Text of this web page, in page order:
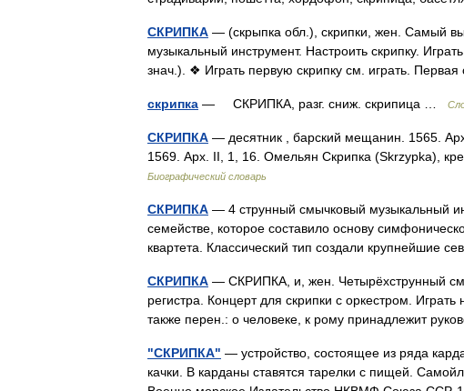
СКРИПКА — (скрыпка обл.), скрипки, жен. Самый
музыкальный инструмент. Настроить скрипку.
знач.). ❖ Играть первую скрипку см. играть.
скрипка — СКРИПКА, разг. сниж. скрипица …
СКРИПКА — десятник , барский мещанин. 1565.
1569. Арх. II, 1, 16. Омельян Скрипка (Skrzypka),
Биографический словарь
СКРИПКА — 4 струнный смычковый музыкальный
семействе, которое составило основу
квартета. Классический тип создали крупнейшие
СКРИПКА — СКРИПКА, и, жен. Четырёхструнный
регистра. Концерт для скрипки с оркестром.
также перен.: о человеке, к рому принадлежит
"СКРИПКА" — устройство, состоящее из ряда
качки. В карданы ставятся тарелки с пищей.